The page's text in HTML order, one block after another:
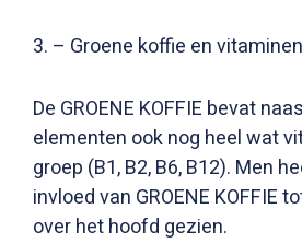
3. – Groene koffie en
De GROENE KOFFIE bevat
elementen ook nog heel wat
groep (B1, B2, B6, B12). Men
invloed van GROENE KOFFIE
over het hoofd gezien.